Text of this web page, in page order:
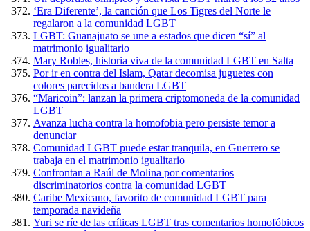
‘Era Diferente’, la canción que Los Tigres del Norte le
regalaron a la comunidad LGBT
LGBT: Guanajuato se une a estados que dicen “sí” al
matrimonio igualitario
Mary Robles, historia viva de la comunidad LGBT en Salta
Por ir en contra del Islam, Qatar decomisa juguetes con
colores parecidos a bandera LGBT
“Maricoin”: lanzan la primera criptomoneda de la comunidad
LGBT
Avanza lucha contra la homofobia pero persiste temor a
denunciar
Comunidad LGBT puede estar tranquila, en Guerrero se
trabaja en el matrimonio igualitario
Confrontan a Raúl de Molina por comentarios
discriminatorios contra la comunidad LGBT
Caribe Mexicano, favorito de comunidad LGBT para
temporada navideña
Yuri se ríe de las críticas LGBT tras comentarios homofóbicos